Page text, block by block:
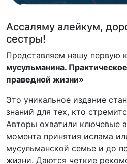
Ассаляму алейкум,
сестры!
Представляем нашу первую
мусульманина.
праведной жизни»
Это уникальное издание
знаний для тех, кто
Авторы охватили ключевые
момента принятия ислама
мусульманской семье и до
жизни. Даются четкие